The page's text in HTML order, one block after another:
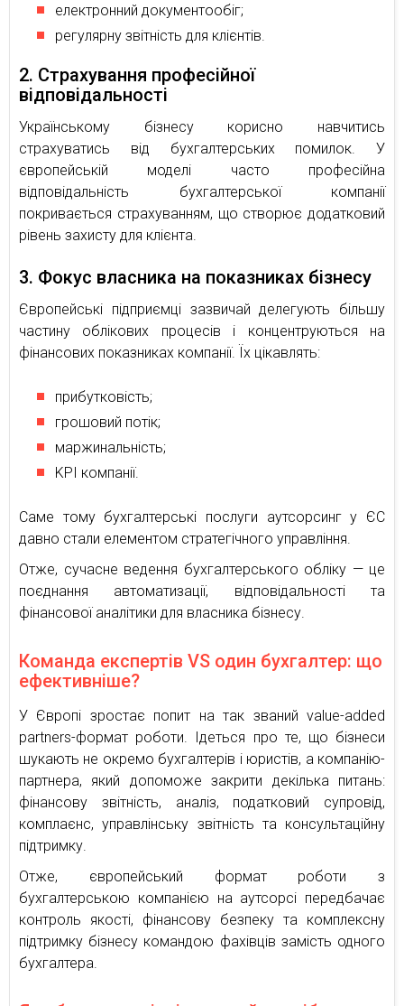
електронний документообіг;
регулярну звітність для клієнтів.
2. Страхування професійної
відповідальності
Українському бізнесу корисно навчитись
страхуватись від бухгалтерських помилок. У
європейській моделі часто професійна
відповідальність бухгалтерської компанії
покривається страхуванням, що створює додатковий
рівень захисту для клієнта.
3. Фокус власника на показниках бізнесу
Європейські підприємці зазвичай делегують більшу
частину облікових процесів і концентруються на
фінансових показниках компанії. Їх цікавлять:
прибутковість;
грошовий потік;
маржинальність;
KPI компанії.
Саме тому бухгалтерські послуги аутсорсинг у ЄС
давно стали елементом стратегічного управління.
Отже, сучасне ведення бухгалтерського обліку — це
поєднання автоматизації, відповідальності та
фінансової аналітики для власника бізнесу.
Команда експертів VS один бухгалтер: що
ефективніше?
У Європі зростає попит на так званий value-added
partners-формат роботи. Ідеться про те, що бізнеси
шукають не окремо бухгалтерів і юристів, а компанію-
партнера, який допоможе закрити декілька питань:
фінансову звітність, аналіз, податковий супровід,
комплаєнс, управлінську звітність та консультаційну
підтримку.
Отже, європейський формат роботи з
бухгалтерською компанією на аутсорсі передбачає
контроль якості, фінансову безпеку та комплексну
підтримку бізнесу командою фахівців замість одного
бухгалтера.